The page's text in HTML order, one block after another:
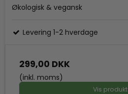
Økologisk & vegansk
Levering 1-2 hverdage
299,00 DKK
(inkl. moms)
Vis produkt